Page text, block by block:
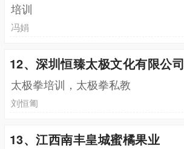
培训
冯娟
12、深圳恒臻太极文化有限公司
太极拳培训，太极拳私教
刘恒匍
13、江西南丰皇城蜜橘果业